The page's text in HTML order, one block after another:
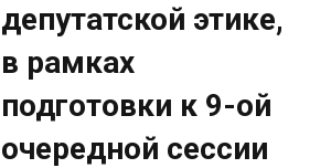
депутатской этике,
в рамках
подготовки к 9-ой
очередной сессии